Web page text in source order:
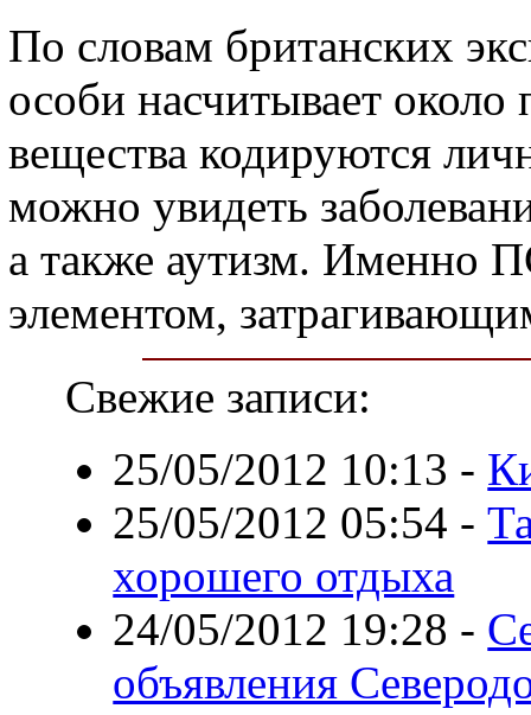
По словам британских
особи насчитывает
вещества кодируются
можно увидеть
а также аутизм. Именно
элементом,
Свежие записи:
25/05/2012 10:13 -
25/05/2012 05:54 -
хорошего отдыха
24/05/2012 19:28 -
объявления